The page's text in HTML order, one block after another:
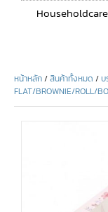
Householdcare
หน้าหลัก/สินค้าทั้งหมด /
FLAT/BROWNIE/ROLL/